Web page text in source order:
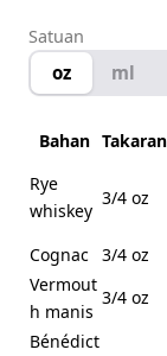
Satuan
oz ml
Bahan Takaran
Rye
whiskey
3/4 oz
Cognac 3/4 oz
Vermout
h manis
3/4 oz
Bénédict